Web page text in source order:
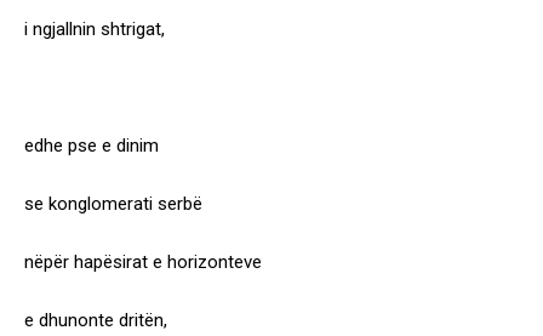
i ngjallnin shtrigat,
edhe pse e dinim
se konglomerati serbë
nëpër hapësirat e horizonteve
e dhunonte dritën,